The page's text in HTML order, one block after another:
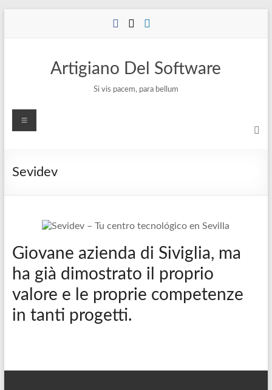
Artigiano Del Software
Si vis pacem, para bellum
Menu
Sevidev
Giovane azienda di Siviglia, ma
ha già dimostrato il proprio
valore e le proprie competenze
in tanti progetti.